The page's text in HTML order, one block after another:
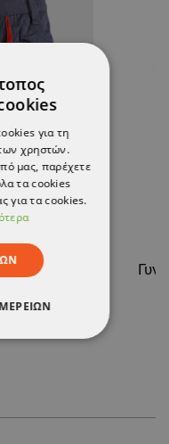
για τη
χρηστών.
μας, παρέχετε
τα cookies
για τα cookies.